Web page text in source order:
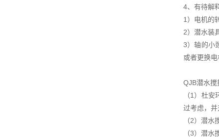
4、有待解
1）电机的
2）潜水装
3）轴的小
或者更换
QJB潜水
（1）杜
过考虑，
（2）潜
（3）潜